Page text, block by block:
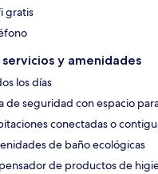
gratis
y amenidades
los días
de seguridad con espacio
conectadas o
de baño ecológicas
de productos de